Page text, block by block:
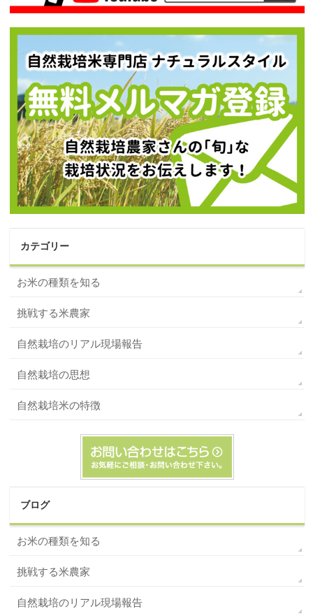
カテゴリー
お米の種類を知る
挑戦する米農家
自然栽培のリアル現場報告
自然栽培の思想
自然栽培米の特徴
ブログ
お米の種類を知る
挑戦する米農家
自然栽培のリアル現場報告